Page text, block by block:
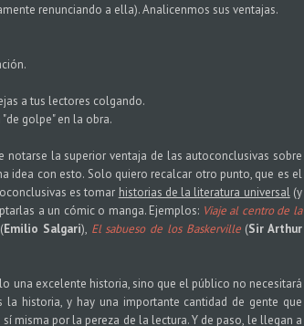
renunciando a ella). Analicenmos sus ventajas.
a tus lectores colgando.
golpe" en la obra.
notarse la superior ventaja de las autoconclusivas sobre
idea con esto. Solo quiero recalcar otro punto, que es el
es tomar historias de la literatura universal(y
a un cómic o manga. Ejemplos: Viaje al centro de la
Emilio Salgari), El sabueso de los Baskerville(Sir Arthur
una excelente historia, sino que el público no necesitará
la historia, y hay una importante cantidad de gente que
misma por la pereza de la lectura. Y de paso, le llegan a